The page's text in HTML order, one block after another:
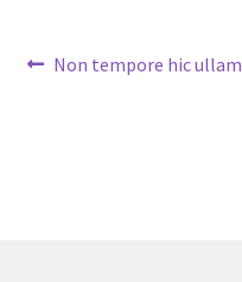
PostPrevious
Non tempore hic ullam